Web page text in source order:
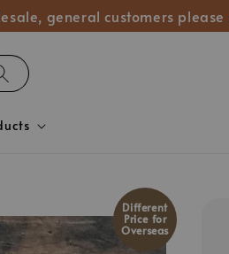
general customers
Different
Price for
Overseas